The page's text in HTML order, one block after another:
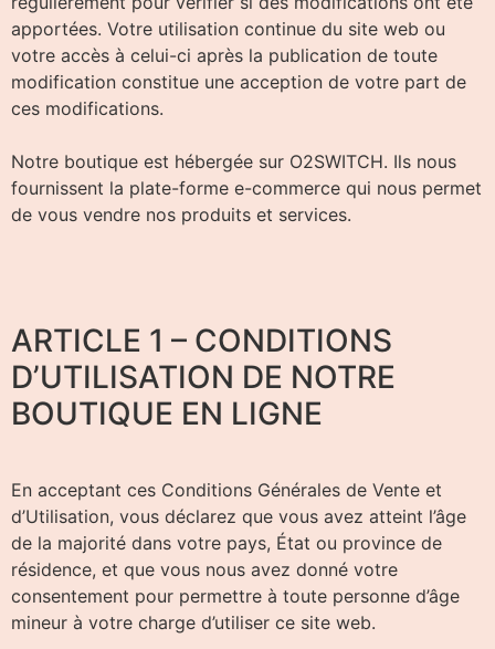
apportées. Votre utilisation continue du site web ou
votre accès à celui-ci après la publication de toute
modification constitue une acception de votre part de
ces modifications.
Notre boutique est hébergée sur O2SWITCH. Ils nous
fournissent la plate-forme e-commerce qui nous permet
de vous vendre nos produits et services.
ARTICLE 1 – CONDITIONS
D’UTILISATION DE NOTRE
BOUTIQUE EN LIGNE
En acceptant ces Conditions Générales de Vente et
d’Utilisation, vous déclarez que vous avez atteint l’âge
de la majorité dans votre pays, État ou province de
résidence, et que vous nous avez donné votre
consentement pour permettre à toute personne d’âge
mineur à votre charge d’utiliser ce site web.